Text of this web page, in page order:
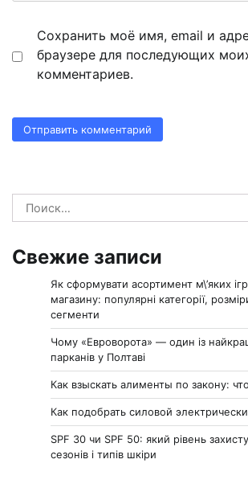
Сохранить моё имя, email и
браузере для последующих
комментариев.
Найти:
Свежие записи
Як сформувати асортимент м\’яких
магазину: популярні категорії,
сегменти
Чому «Евроворота» — один із
парканів у Полтаві
Как взыскать алименты по закону:
Как подобрать силовой
SPF 30 чи SPF 50: який рівень
сезонів і типів шкіри